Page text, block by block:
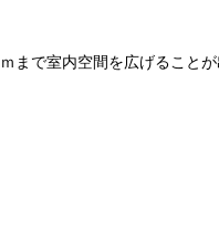
で室内空間を広げることが